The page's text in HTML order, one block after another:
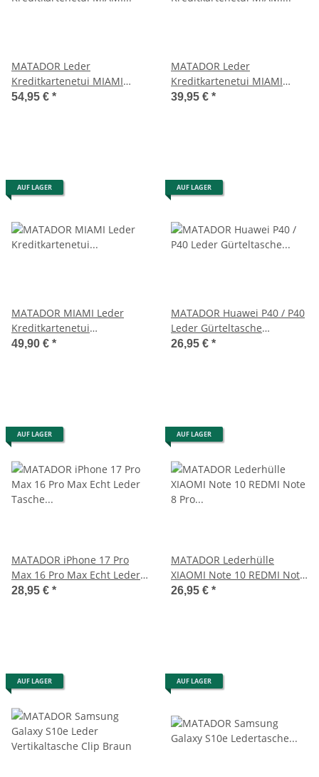
MATADOR Leder
Kreditkartenetui MIAMI
Kreditkartenhülle mit XL
54,95 € *
MATADOR Leder
Kreditkartenetui MIAMI
Kreditkartenhülle ohne
39,95 € *
AUF LAGER
MATADOR MIAMI Leder
Kreditkartenetui
Kreditkartenhülle
49,90 € *
AUF LAGER
MATADOR Huawei P40 / P40
Leder Gürteltasche
Handgefertigt Schwarz
26,95 € *
AUF LAGER
MATADOR iPhone 17 Pro
Max 16 Pro Max Echt Leder
Tasche Schwarz
28,95 € *
AUF LAGER
MATADOR Lederhülle
XIAOMI Note 10 REDMI Note
8 Pro Schwarz
26,95 € *
AUF LAGER AUF LAGER